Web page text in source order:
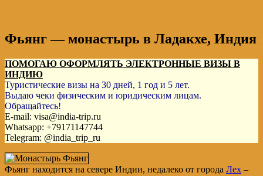
Фьянг — монастырь в Ладакхе, Индия
ПОМОГАЮ ОФОРМЛЯТЬ ЭЛЕКТРОННЫЕ ВИЗЫ В
ИНДИЮ
Туристические визы на 30 дней, 1 год и 5 лет.
Выдаю чеки физическим и юридическим лицам.
Обращайтесь!
E-mail: visa@india-trip.ru
Whatsapp: +79171147744
Telegram: @india_trip_ru
Фьянг находится на севере Индии, недалеко от города Лех –